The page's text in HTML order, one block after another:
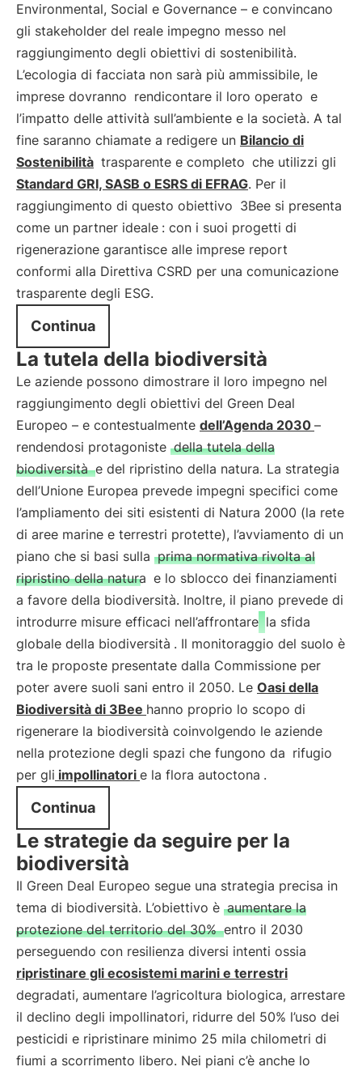
Environmental, Social e Governance – e convincano
gli stakeholder del reale impegno messo nel
raggiungimento degli obiettivi di sostenibilità.
L’ecologia di facciata non sarà più ammissibile, le
imprese dovranno rendicontare il loro operato e
l’impatto delle attività sull’ambiente e la società. A tal
fine saranno chiamate a redigere un Bilancio di
Sostenibilità trasparente e completo che utilizzi gli
Standard GRI, SASB o ESRS di EFRAG. Per il
raggiungimento di questo obiettivo 3Bee si presenta
come un partner ideale : con i suoi progetti di
rigenerazione garantisce alle imprese report
conformi alla Direttiva CSRD per una comunicazione
trasparente degli ESG.
Continua
La tutela della biodiversità
Le aziende possono dimostrare il loro impegno nel
raggiungimento degli obiettivi del Green Deal
Europeo – e contestualmente dell’Agenda 2030 –
rendendosi protagoniste della tutela della
biodiversità e del ripristino della natura. La strategia
dell’Unione Europea prevede impegni specifici come
l’ampliamento dei siti esistenti di Natura 2000 (la rete
di aree marine e terrestri protette), l’avviamento di un
piano che si basi sulla prima normativa rivolta al
ripristino della natura e lo sblocco dei finanziamenti
a favore della biodiversità. Inoltre, il piano prevede di
introdurre misure efficaci nell’affrontare la sfida
globale della biodiversità . Il monitoraggio del suolo è
tra le proposte presentate dalla Commissione per
poter avere suoli sani entro il 2050. Le Oasi della
Biodiversità di 3Bee hanno proprio lo scopo di
rigenerare la biodiversità coinvolgendo le aziende
nella protezione degli spazi che fungono da rifugio
per gli impollinatori e la flora autoctona .
Continua
Le strategie da seguire per la
biodiversità
Il Green Deal Europeo segue una strategia precisa in
tema di biodiversità. L’obiettivo è aumentare la
protezione del territorio del 30% entro il 2030
perseguendo con resilienza diversi intenti ossia
ripristinare gli ecosistemi marini e terrestri
degradati, aumentare l’agricoltura biologica, arrestare
il declino degli impollinatori, ridurre del 50% l’uso dei
pesticidi e ripristinare minimo 25 mila chilometri di
fiumi a scorrimento libero. Nei piani c’è anche lo